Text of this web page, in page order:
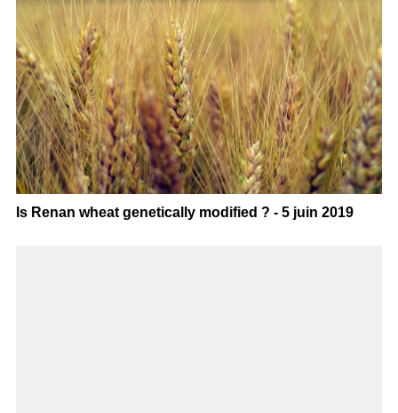
Is Renan wheat genetically modified ? - 5 juin 2019